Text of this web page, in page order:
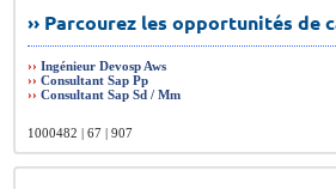
›› Parcourez les opportunités
›› Ingénieur Devosp Aws
›› Consultant Sap Pp
›› Consultant Sap Sd / Mm
1000482 | 67 | 907